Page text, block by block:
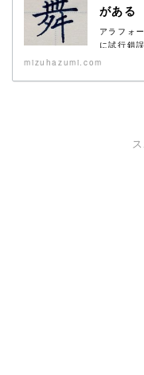
がある
アラフォ
に試行錯
mizuhazumi.com